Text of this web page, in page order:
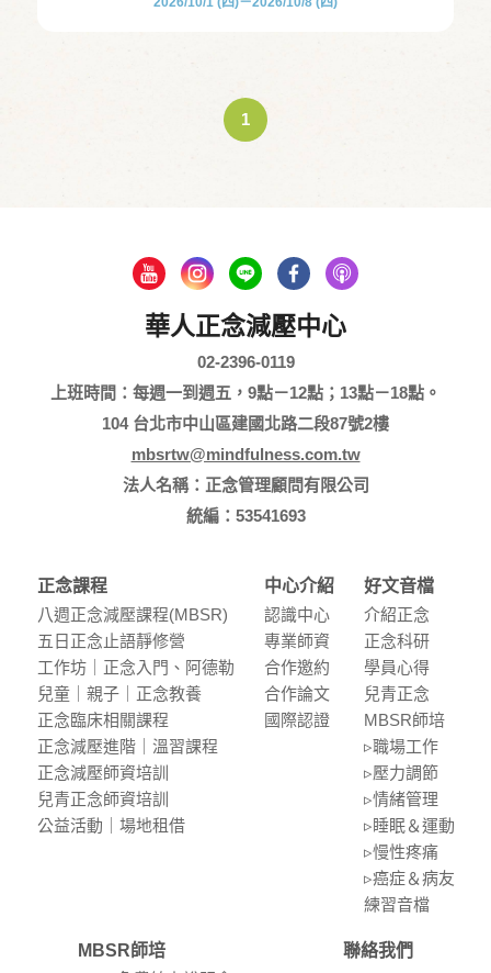
1
華人正念減壓中心
02-2396-0119
上班時間：每週一到週五，9點－12點；13點－18點。
104 台北市中山區建國北路二段87號2樓
mbsrtw@mindfulness.com.tw
法人名稱：正念管理顧問有限公司
統編：53541693
正念課程
八週正念減壓課程(MBSR)
五⽇正念⽌語靜修營
⼯作坊｜正念入門、阿德勒
兒童｜親⼦｜正念教養
正念臨床相關課程
正念減壓進階｜溫習課程
正念減壓師資培訓
兒青正念師資培訓
公益活動｜場地租借
中心介紹
認識中⼼
專業師資
合作邀約
合作論⽂
國際認證
好文音檔
介紹正念
正念科研
學員⼼得
兒青正念
MBSR師培
▹職場⼯作
▹壓⼒調節
▹情緒管理
▹睡眠＆運動
▹慢性疼痛
▹癌症＆病友
練習⾳檔
MBSR師培
聯絡我們